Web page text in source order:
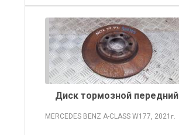
Диск тормозной передний
MERCEDES BENZ A-CLASS W177, 2021 г.